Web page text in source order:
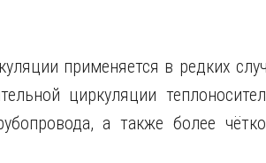
применяется в редких
циркуляции
а также более